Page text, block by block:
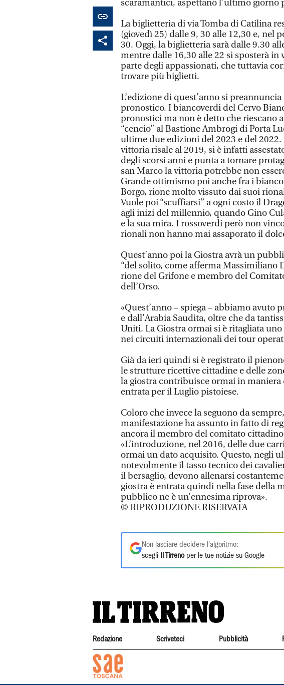
scaramantici, aspettano l’ultimo giorno
La biglietteria di via Tomba di Catilina
(giovedì 25) dalle 9, 30 alle 12,30 e, nel
30. Oggi, la biglietteria sarà dalle 9.30
mentre dalle 16,30 alle 22 si sposterà in
parte degli appassionati, che tuttavia
trovare più biglietti.
L’edizione di quest’anno si
pronostico. I biancoverdi del Cervo
pronostici ma non è detto che riescano
“cencio” al Bastione Ambrogi di Porta
ultime due edizioni del 2023 e del
vittoria risale al 2019, si è infatti
degli scorsi anni e punta a tornare
san Marco la vittoria potrebbe non
Grande ottimismo poi anche fra i
Borgo, rione molto vissuto dai suoi
Vuole poi “scuffiarsi” a ogni costo il
agli inizi del millennio, quando Gino
e la sua mira. I rossoverdi però non
rionali non hanno mai assaporato il
Quest’anno poi la Giostra avrà un
“del solito, come afferma Massimiliano
rione del Grifone e membro del
dell’Orso.
«Quest’anno – spiega – abbiamo avuto
e dall’Arabia Saudita, oltre che da
Uniti. La Giostra ormai si è ritagliata
nei circuiti internazionali dei tour
Già da ieri quindi si è registrato il
le strutture ricettive cittadine e delle
la giostra contribuisce ormai in
entrata per il Luglio pistoiese.
Coloro che invece la seguono da
manifestazione ha assunto in fatto di
ancora il membro del comitato
«L’introduzione, nel 2016, delle due
ormai un dato acquisito. Questo, negli
notevolmente il tasso tecnico dei
il bersaglio, devono allenarsi
giostra è entrata quindi nella fase della
pubblico ne è un’ennesima riprova».
© RIPRODUZIONE RISERVATA
Non lasciare decidere l'algoritmo:
scegli
Il Tirrenoper le tue notizie su Google
Redazione Scriveteci Pubblicità